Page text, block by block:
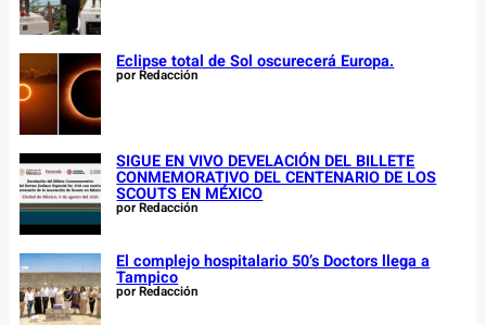
Eclipse total de Sol oscurecerá Europa.
por Redacción
SIGUE EN VIVO DEVELACIÓN DEL BILLETE
CONMEMORATIVO DEL CENTENARIO DE LOS
SCOUTS EN MÉXICO
por Redacción
El complejo hospitalario 50’s Doctors llega a
Tampico
por Redacción